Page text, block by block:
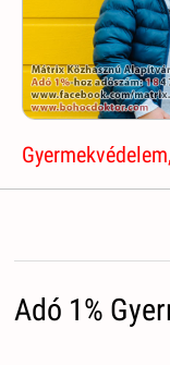
Adó 1%